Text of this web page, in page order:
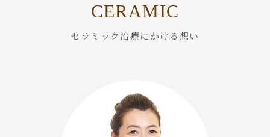
CERAMIC
セラミック治療にかける想い